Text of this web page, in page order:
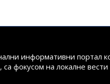
информативни портал
са фокусом на локалне